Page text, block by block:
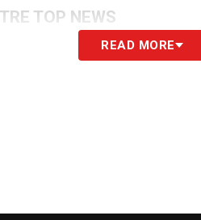
TOP NEWS
READ MORE